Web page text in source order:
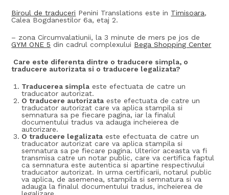
Biroul de traduceri Penini Translations este in Timisoara,
Calea Bogdanestilor 6a, etaj 2.
– zona Circumvalatiunii, la 3 minute de mers pe jos de
GYM ONE 5 din cadrul complexului Bega Shopping Center
Care este diferenta dintre o traducere simpla, o
traducere autorizata si o traducere legalizata?
Traducerea simpla este efectuata de catre un
traducator autorizat.
O traducere autorizata este efectuata de catre un
traducator autorizat care va aplica stampila si
semnatura sa pe fiecare pagina, iar la finalul
documentului tradus va adauga incheierea de
autorizare.
O traducere legalizata este efectuata de catre un
traducator autorizat care va aplica stampila si
semnatura sa pe fiecare pagina. Ulterior aceasta va fi
transmisa catre un notar public, care va certifica faptul
ca semnatura este autentica si apartine respectivului
traducator autorizat. In urma certificarii, notarul public
va aplica, de asemenea, stampila si semnatura si va
adauga la finalul documentului tradus, incheierea de
legalizare.